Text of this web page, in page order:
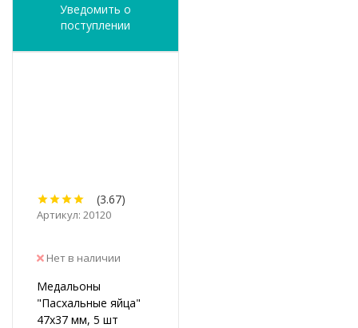
Уведомить о
поступлении
(3.67)
Артикул: 20120
Нет в наличии
Медальоны
"Пасхальные яйца"
47х37 мм, 5 шт